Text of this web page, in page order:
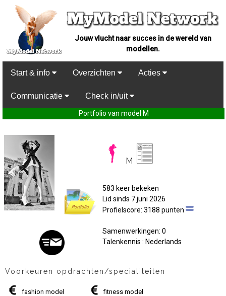
Jouw vlucht naar succes in de wereld van
modellen.
Start & info Overzichten Acties
Communicatie Check in/uit
Portfolio van model M
M
583 keer bekeken
Lid sinds 7 juni 2026
Profielscore: 3188 punten
Samenwerkingen: 0
Talenkennis : Nederlands
Voorkeuren opdrachten/specialiteiten
fashion model fitness model